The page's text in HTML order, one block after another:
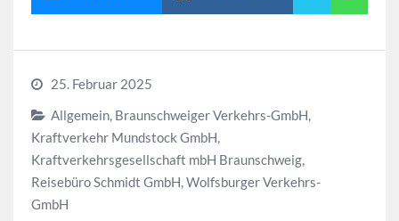
25. Februar 2025
Allgemein Braunschweiger Verkehrs-GmbH
Kraftverkehr Mundstock GmbH
Kraftverkehrsgesellschaft mbH Braunschweig
Reisebüro Schmidt GmbH Wolfsburger Verkehrs-
GmbH